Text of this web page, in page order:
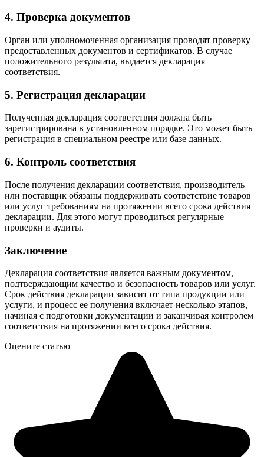
4. Проверка документов
Орган или уполномоченная организация проводят проверку
предоставленных документов и сертификатов. В случае
положительного результата, выдается декларация
соответствия.
5. Регистрация декларации
Полученная декларация соответствия должна быть
зарегистрирована в установленном порядке. Это может быть
регистрация в специальном реестре или базе данных.
6. Контроль соответствия
После получения декларации соответствия, производитель
или поставщик обязаны поддерживать соответствие товаров
или услуг требованиям на протяжении всего срока действия
декларации. Для этого могут проводиться регулярные
проверки и аудиты.
Заключение
Декларация соответствия является важным документом,
подтверждающим качество и безопасность товаров или услуг.
Срок действия декларации зависит от типа продукции или
услуги, и процесс ее получения включает несколько этапов,
начиная с подготовки документации и заканчивая контролем
соответствия на протяжении всего срока действия.
Оцените статью